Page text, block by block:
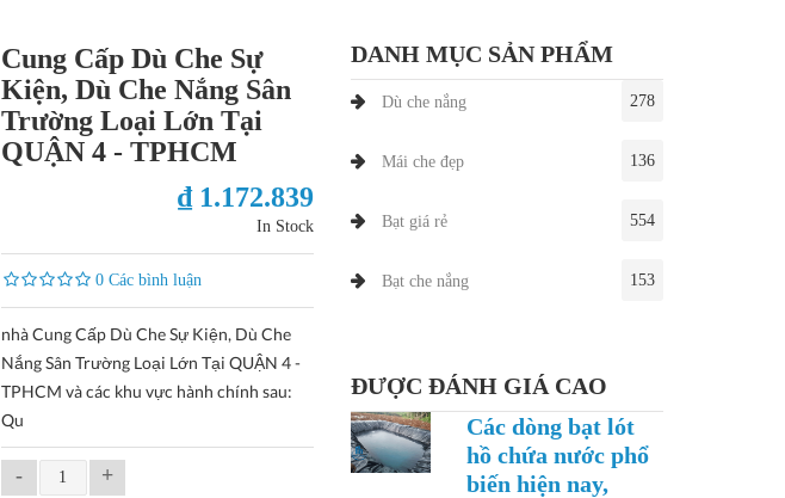
Cung Cấp Dù Che Sự
Kiện, Dù Che Nắng Sân
Trường Loại Lớn Tại
QUẬN 4 - TPHCM
₫ 1.172.839
In Stock
0 Các bình luận
nhà Cung Cấp Dù Che Sự Kiện, Dù Che
Nắng Sân Trường Loại Lớn Tại QUẬN 4 -
TPHCM và các khu vực hành chính sau:
Qu
- +
DANH MỤC SẢN PHẨM
Dù che nắng 278
Mái che đẹp 136
Bạt giá rẻ 554
Bạt che nắng 153
ĐƯỢC ĐÁNH GIÁ CAO
Các dòng bạt lót
hồ chứa nước phổ
biến hiện nay,